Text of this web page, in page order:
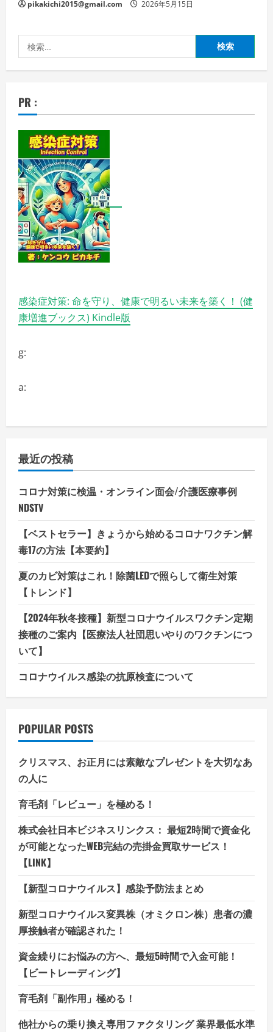
pikakichi2015@gmail.com 2026年5月15日
索:
PR :
感染症対策: 命を守り、健康で明るい未来を築く！ (健
康増進ブックス) Kindle版
g:
a:
最近の投稿
コロナ対策に検温・オンライン面会/介護医療事例
NDSTV
【ベストセラー】きょうから始めるコロナワクチン解
毒17の方法【本要約】
夏のカビ対策はこれ！除菌LEDで照らして衛生対策
【トレンド】
【2024年秋冬接種】新型コロナウイルスワクチン定期
接種のご案内【医療法人社団思いやりのワクチンにつ
いて】
コロナウイルス感染の抗原検査について
POPULAR POSTS
クリスマス、お正月には素敵なプレゼントを大切なあ
の人に
育毛剤「レビュー」を極める！
株式会社日本ビジネスリンクス： 最短2時間で資金化
が可能となったWEB完結の売掛金買取サービス！
【LINK】
【新型コロナウイルス】感染予防法まとめ
新型コロナウイルス変異株（オミクロン株）患者の濃
厚接触者が確認された！
資金繰りにお悩みの方へ、最短5時間で入金可能！
【ビートレーディング】
育毛剤「副作用」極める！
他社からの乗り換え専用ファクタリング 業界最低水準